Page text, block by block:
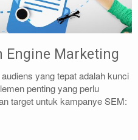
Engine Marketing
yang tepat adalah kunci
penting yang perlu
target untuk kampanye SEM: